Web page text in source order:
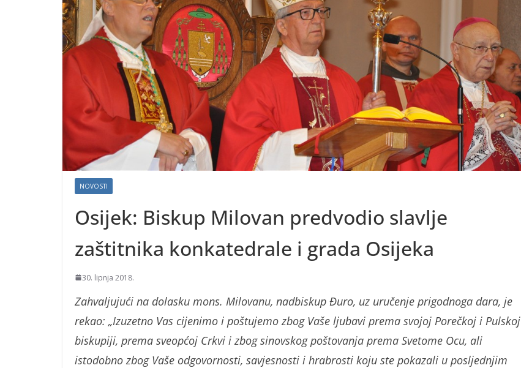
NOVOSTI
Osijek: Biskup Milovan predvodio slavlje
zaštitnika konkatedrale i grada Osijeka
30. lipnja 2018.
Zahvaljujući na dolasku mons. Milovanu, nadbiskup Đuro, uz uručenje prigodnoga dara, je
rekao: „Izuzetno Vas cijenimo i poštujemo zbog Vaše ljubavi prema svojoj Porečkoj i Pulskoj
biskupiji, prema sveopćoj Crkvi i zbog sinovskog poštovanja prema Svetome Ocu, ali
istodobno zbog Vaše odgovornosti, savjesnosti i hrabrosti koju ste pokazali u posljednjim